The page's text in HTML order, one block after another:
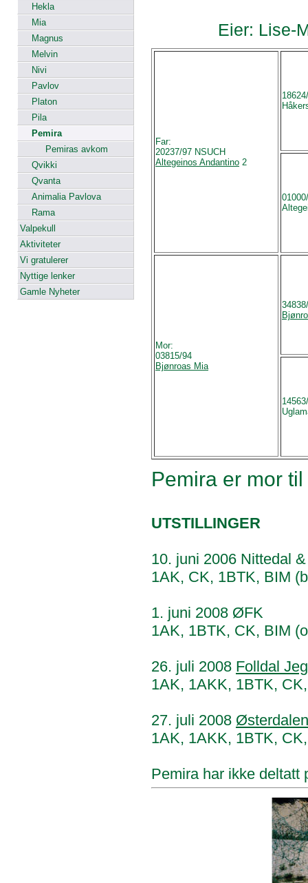
Hekla
Mia
Magnus
Melvin
Nivi
Pavlov
Platon
Pila
Pemira
Pemiras avkom
Qvikki
Qvanta
Animalia Pavlova
Rama
Valpekull
Aktiviteter
Vi gratulerer
Nyttige lenker
Gamle Nyheter
Eier: Lise-
Far:
20237/97 NSUCH
Altegeinos Andantino 2
Mor:
03815/94
Bjønroas Mia
Pemira er mor
UTSTILLINGER
10. juni 2006 Nittedal
1AK, CK, 1BTK, BIM
1. juni 2008 ØFK
1AK, 1BTK, CK, BIM
26. juli 2008 Folldal
1AK, 1AKK, 1BTK,
27. juli 2008
1AK, 1AKK, 1BTK,
Pemira har ikke deltatt